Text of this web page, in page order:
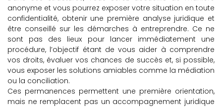
anonyme et vous pourrez exposer votre situation en toute
confidentialité, obtenir une première analyse juridique et
être conseillé sur les démarches à entreprendre. Ce ne
sont pas des lieux pour lancer immédiatement une
procédure, l’objectif étant de vous aider à comprendre
vos droits, évaluer vos chances de succès et, si possible,
vous exposer les solutions amiables comme la médiation
ou la conciliation.
Ces permanences permettent une première orientation,
mais ne remplacent pas un accompagnement juridique